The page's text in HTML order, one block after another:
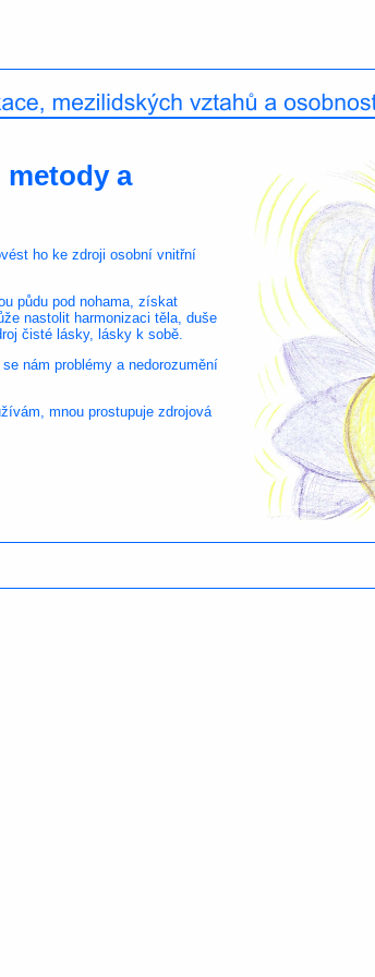
a
ho ke zdroji osobní vnitřní
půdu pod nohama, získat
nastolit harmonizaci těla, duše
čisté lásky, lásky k sobě.
nám problémy a nedorozumění
mnou prostupuje zdrojová